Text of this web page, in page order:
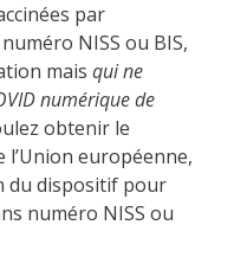
par
NISS ou BIS,
mais qui ne
numérique de
obtenir le
l’Union européenne,
du dispositif pour
numéro NISS ou